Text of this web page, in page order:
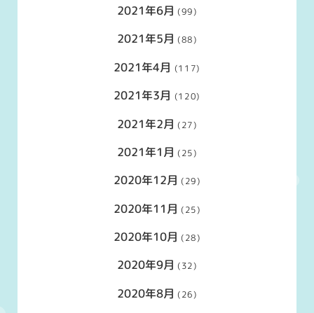
2021年6月 (99)
2021年5月 (88)
2021年4月 (117)
2021年3月 (120)
2021年2月 (27)
2021年1月 (25)
2020年12月 (29)
2020年11月 (25)
2020年10月 (28)
2020年9月 (32)
2020年8月 (26)